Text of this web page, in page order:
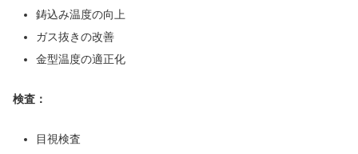
鋳込み温度の向上
ガス抜きの改善
金型温度の適正化
検査：
目視検査